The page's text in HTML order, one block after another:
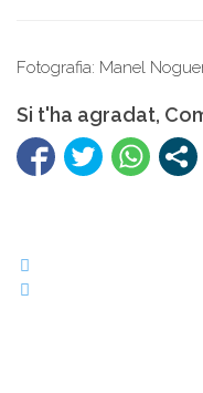
Fotografia: Manel
Si t'ha agradat,